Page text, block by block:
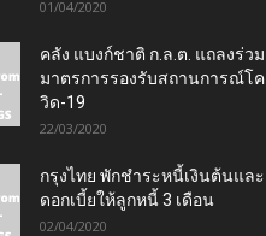
01/04/2020
คลัง แบงก์ชาติ ก.ล.ต. แถลงร่วม
มาตรการรองรับสถานการณ์โค
วิด-19
22/03/2020
กรุงไทย พักชำระหนี้เงินต้นและ
ดอกเบี้ยให้ลูกหนี้ 3 เดือน
02/04/2020